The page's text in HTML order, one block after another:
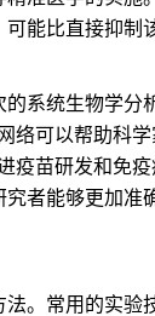
能比直接抑制
系统生物学分
可以帮助科
疫苗研发和免
者能够更加准
。常用的实验